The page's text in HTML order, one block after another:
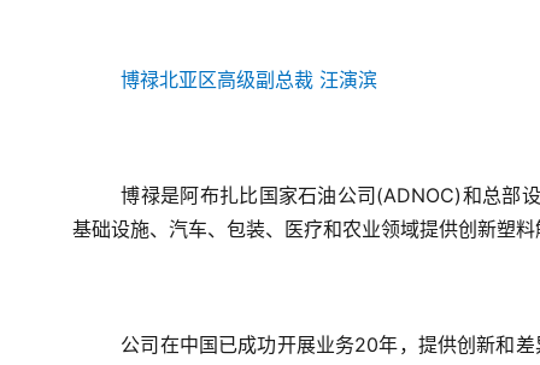
博禄北亚区高级副总裁 汪演滨
博禄是阿布扎比国家石油公司(ADNOC)和总部
基础设施、汽车、包装、医疗和农业领域提供创新塑
公司在中国已成功开展业务20年，提供创新和